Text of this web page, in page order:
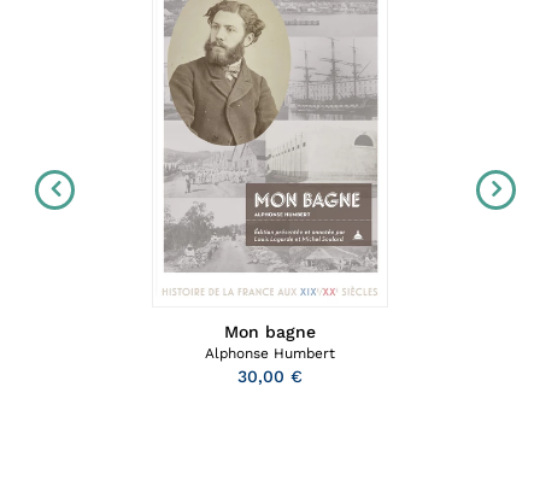
Mon bagne
Alphonse Humbert
30,00 €